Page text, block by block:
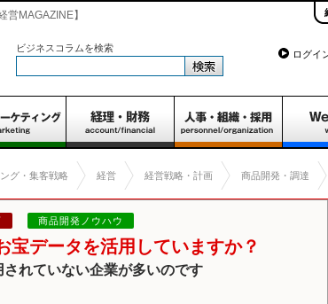
MAGAZINE】
ビジネスコラムを検索
ログイ
グ・集客戦略 経営 経営戦略・計画 商品開発・調達
商品開発ノウハウ
宝データを活用していますか？
れていない企業が多いのです